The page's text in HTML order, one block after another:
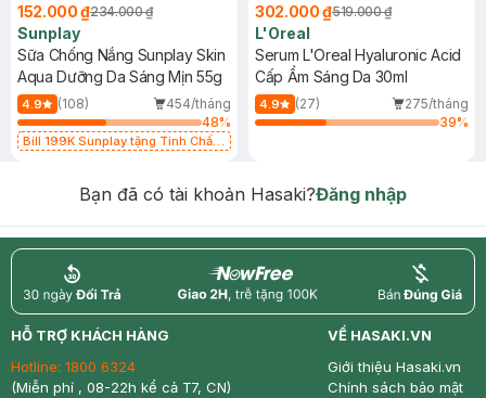
152.000 ₫234.000 ₫
Sunplay
Sữa Chống Nắng Sunplay Skin
Aqua Dưỡng Da Sáng Mịn 55g
4.9 (108)
454/tháng
48%
Bill 199K Sunplay tặng Tinh Chất
302.000 ₫519.000 ₫
L'Oreal
Serum L'Oreal Hyaluronic Acid
Cấp Ẩm Sáng Da 30ml
4.9 (27)
275/tháng
39%
Bạn đã có tài khoản Hasaki?Đăng nhập
return nowfree price
HỖ TRỢ KHÁCH HÀNG
Hotline: 1800 6324
(Miễn phí , 08-22h kể cả T7, CN)
VỀ HASAKI.VN
Giới thiệu Hasaki.vn
Chính sách bảo mật